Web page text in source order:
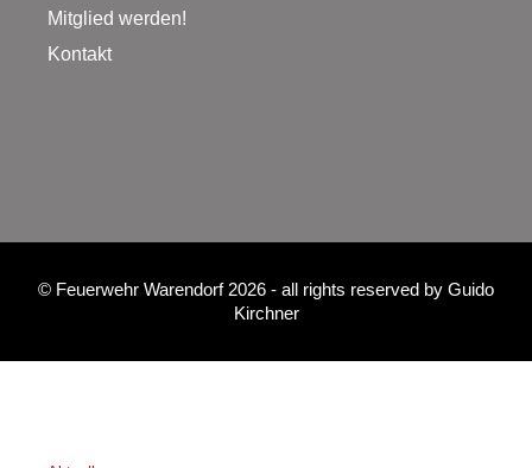
Mitglied werden!
Kontakt
© Feuerwehr Warendorf 2026 - all rights reserved by Guido
Kirchner